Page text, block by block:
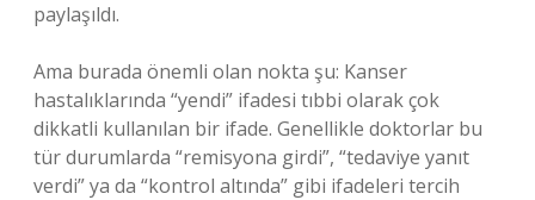
paylaşıldı.
Ama burada önemli olan nokta şu: Kanser
hastalıklarında “yendi” ifadesi tıbbi olarak çok
dikkatli kullanılan bir ifade. Genellikle doktorlar bu
tür durumlarda “remisyona girdi”, “tedaviye yanıt
verdi” ya da “kontrol altında” gibi ifadeleri tercih